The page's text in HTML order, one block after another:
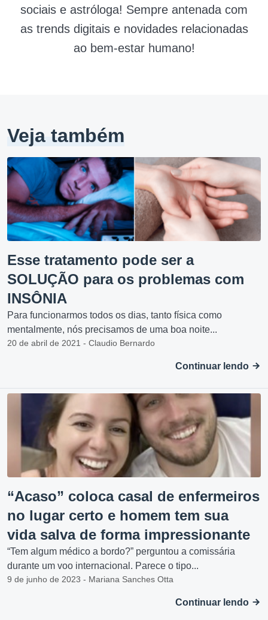
sociais e astróloga! Sempre antenada com
as trends digitais e novidades relacionadas
ao bem-estar humano!
Veja também
Esse tratamento pode ser a
SOLUÇÃO para os problemas com
INSÔNIA
Para funcionarmos todos os dias, tanto física como
mentalmente, nós precisamos de uma boa noite...
20 de abril de 2021 - Claudio Bernardo
Continuar lendo
“Acaso” coloca casal de enfermeiros
no lugar certo e homem tem sua
vida salva de forma impressionante
“Tem algum médico a bordo?” perguntou a comissária
durante um voo internacional. Parece o tipo...
9 de junho de 2023 - Mariana Sanches Otta
Continuar lendo